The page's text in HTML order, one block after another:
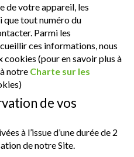
de votre appareil, les
que tout numéro du
Parmi les
ces informations, nous
cookies (pour en savoir plus à
notre Charte sur les
de vos
à l’issue d’une durée de 2
de notre Site.